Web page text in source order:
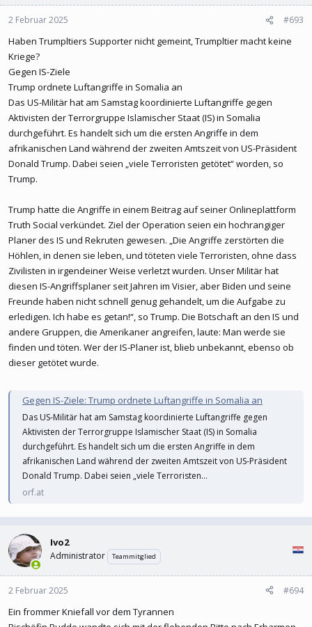
2 Februar 2025 #693
Haben Trumpltiers Supporter nicht gemeint, Trumpltier macht keine
Kriege?
Gegen IS-Ziele
Trump ordnete Luftangriffe in Somalia an
Das US-Militär hat am Samstag koordinierte Luftangriffe gegen
Aktivisten der Terrorgruppe Islamischer Staat (IS) in Somalia
durchgeführt. Es handelt sich um die ersten Angriffe in dem
afrikanischen Land während der zweiten Amtszeit von US-Präsident
Donald Trump. Dabei seien „viele Terroristen getötet“ worden, so
Trump.
Trump hatte die Angriffe in einem Beitrag auf seiner Onlineplattform
Truth Social verkündet. Ziel der Operation seien ein hochrangiger
Planer des IS und Rekruten gewesen. „Die Angriffe zerstörten die
Höhlen, in denen sie leben, und töteten viele Terroristen, ohne dass
Zivilisten in irgendeiner Weise verletzt wurden. Unser Militär hat
diesen IS-Angriffsplaner seit Jahren im Visier, aber Biden und seine
Freunde haben nicht schnell genug gehandelt, um die Aufgabe zu
erledigen. Ich habe es getan!“, so Trump. Die Botschaft an den IS und
andere Gruppen, die Amerikaner angreifen, laute: Man werde sie
finden und töten. Wer der IS-Planer ist, blieb unbekannt, ebenso ob
dieser getötet wurde.
Gegen IS-Ziele: Trump ordnete Luftangriffe in Somalia an
Das US-Militär hat am Samstag koordinierte Luftangriffe gegen
Aktivisten der Terrorgruppe Islamischer Staat (IS) in Somalia
durchgeführt. Es handelt sich um die ersten Angriffe in dem
afrikanischen Land während der zweiten Amtszeit von US-Präsident
Donald Trump. Dabei seien „viele Terroristen...
orf.at
Ivo2
Administrator Teammitglied
2 Februar 2025 #694
Ein frommer Kniefall vor dem Tyrannen